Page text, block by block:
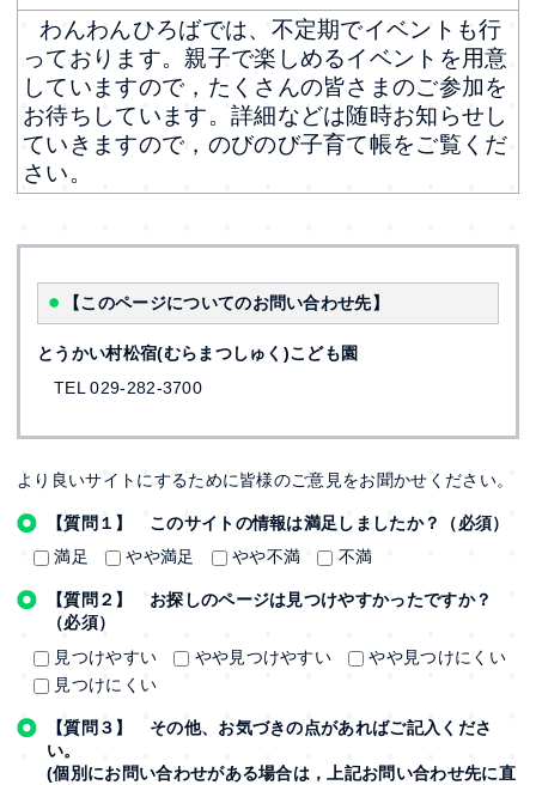
わんわんひろばでは、不定期でイベントも行
っております。親子で楽しめるイベントを用意
していますので，たくさんの皆さまのご参加を
お待ちしています。詳細などは随時お知らせし
ていきますので，のびのび子育て帳をご覧くだ
さい。
【このページについてのお問い合わせ先】
とうかい村松宿(むらまつしゅく)こども園
TEL 029-282-3700
より良いサイトにするために皆様のご意見をお聞かせください。
【質問１】 このサイトの情報は満足しましたか？（必須）
満足
やや満足 やや不満 不満
【質問２】 お探しのページは見つけやすかったですか？
（必須）
見つけやすい
やや見つけやすい
やや見つけにくい
見つけにくい
【質問３】 その他、お気づきの点があればご記入くださ
い。
(個別にお問い合わせがある場合は，上記お問い合わせ先に直